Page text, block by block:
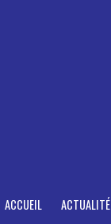
ACCUEIL ACTUALITÉ